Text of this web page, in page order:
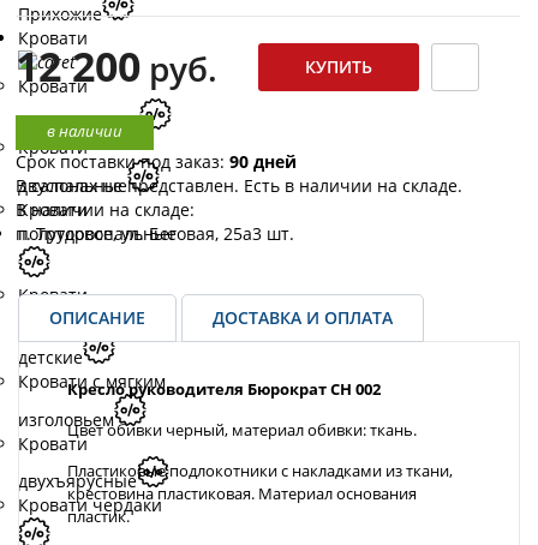
Прихожие
Кровати
Кровати
односпальные
Кровати
двуспальные
Кровати
полутороспальные
Кровати
одноярусные
детские
Кровати с мягким
изголовьем
Кровати
двухъярусные
Кровати чердаки
12 200 руб.
в наличии
Срок поставки под заказ: 90 дней
В салонах не представлен. Есть в наличии на складе.
В наличии на складе:
п. Трудовое, ул. Беговая, 25а3 шт.
ОПИСАНИЕ ДОСТАВКА И ОПЛАТА
Кресло руководителя Бюрократ CH 002
Цвет обивки черный, материал обивки: ткань.
Пластиковые подлокотники с накладками из ткани,
крестовина пластиковая. Материал основания
пластик.